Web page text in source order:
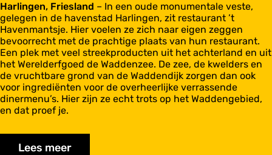
Harlingen, Friesland – In een oude monumentale veste,
gelegen in de havenstad Harlingen, zit restaurant ’t
Havenmantsje. Hier voelen ze zich naar eigen zeggen
bevoorrecht met de prachtige plaats van hun restaurant.
Een plek met veel streekproducten uit het achterland en uit
het Werelderfgoed de Waddenzee. De zee, de kwelders en
de vruchtbare grond van de Waddendijk zorgen dan ook
voor ingrediënten voor de overheerlijke verrassende
dinermenu’s. Hier zijn ze echt trots op het Waddengebied,
en dat proef je.
Lees meer